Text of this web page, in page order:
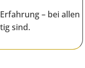
– bei allen
sind.